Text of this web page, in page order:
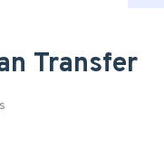
Transfer